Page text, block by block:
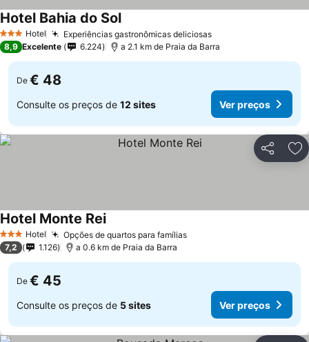
3 EstrelasHotel Experiências gastronômicas deliciosas
Hotel Bahia do Sol
8,9 Excelente 6.224 a 2.1 km de Praia da Barra
De € 48
Consulte os preços de 12 sites Ver preços
Partilhar
3 EstrelasHotel Opções de quartos para famílias
Hotel Monte Rei
7,2 1.126 a 0.6 km de Praia da Barra
De € 45
Consulte os preços de 5 sites Ver preços